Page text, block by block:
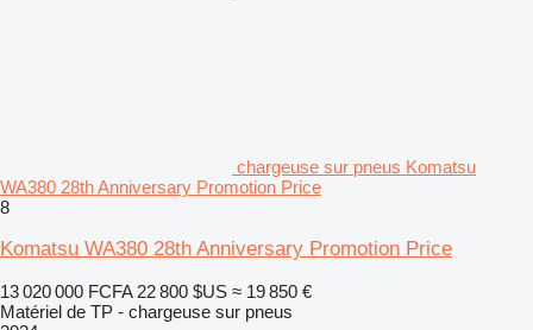
chargeuse sur pneus Komatsu
WA380 28th Anniversary Promotion Price
8
Komatsu WA380 28th Anniversary Promotion Price
13 020 000 FCFA 22 800 $US ≈ 19 850 €
Matériel de TP - chargeuse sur pneus